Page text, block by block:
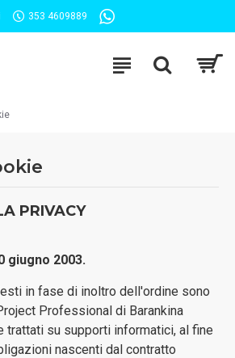
353 4609889
PRIVACY
giugno 2003.
in fase di inoltro dell'ordine sono
Professional di Barankina
trattati su supporti informatici, al fine
nascenti dal contratto